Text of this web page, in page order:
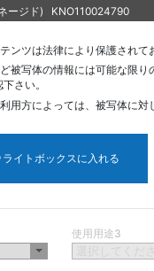
ージド) KNO110024790
ンツは法律により保護され
被写体の情報には可能な限
さい。
用方によっては、被写体に
ライトボックスに入れる
使用用途3